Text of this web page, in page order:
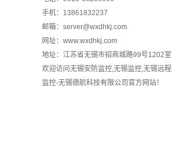
手机：13861832237
邮箱：server@wxdhkj.com
网址：www.wxdhkj.com
地址：江苏省无锡市招商城路99号1202室
欢迎访问无锡安防监控,无锡监控,无锡远程
监控-无锡德航科技有限公司官方网站！